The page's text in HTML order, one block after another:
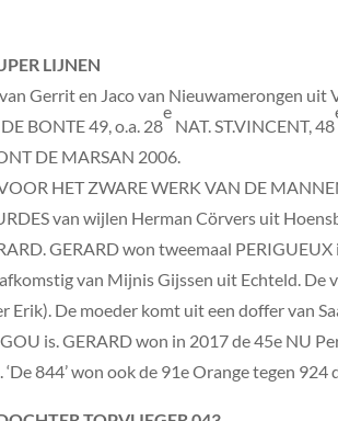
LIJNEN
Gerrit en Jaco van Nieuwamerongen
BONTE 49, o.a. 28
e
NAT. ST.VINCENT, 48
DE MARSAN 2006.
HET ZWARE WERK VAN DE
van wijlen Herman Cörvers uit
GERARD won tweemaal
van Mijnis Gijssen uit Echteld. De
De moeder komt uit een doffer van
is. GERARD won in 2017 de 45e NU
844’ won ook de 91e Orange tegen 924